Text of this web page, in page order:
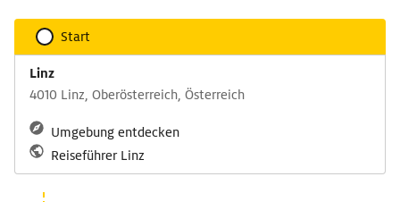
Start
Linz
4010 Linz, Oberösterreich, Österreich
Umgebung entdecken
Reiseführer Linz